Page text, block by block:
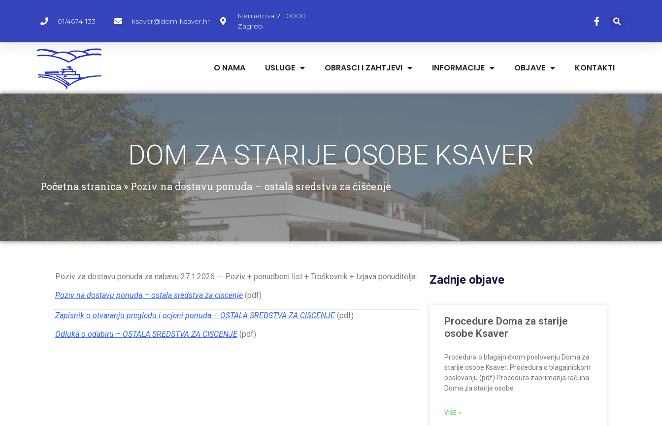
01/4674-133 ksaver@dom-ksaver.hr
Nemetova 2, 10000
Zagreb
O NAMA USLUGE OBRASCI I ZAHTJEVI INFORMACIJE OBJAVE KONTAKTI
DOM ZA STARIJE OSOBE KSAVER
Početna stranica»Poziv na dostavu ponuda – ostala sredstva za čišćenje
Poziv za dostavu ponuda za nabavu 27.1.2026. – Poziv + ponudbeni list + Troškovnik + Izjava ponuditelja:
Poziv na dostavu ponuda – ostala sredstva za ciscenje (pdf)
Zapisnik o otvaranju pregledu i ocjeni ponuda – OSTALA SREDSTVA ZA CISCENJE(pdf)
Odluka o odabiru – OSTALA SREDSTVA ZA CISCENJE(pdf)
Zadnje objave
Procedure Doma za starije
osobe Ksaver
Procedura o blagajničkom poslovanju Doma za
starije osobe Ksaver: Procedura o blagajnickom
poslovanju (pdf) Procedura zaprimanja računa
Doma za starije osobe
VIŠE »